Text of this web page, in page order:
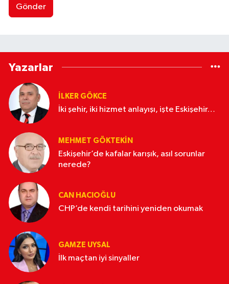
Gönder
Yazarlar
İLKER GÖKCE
İki şehir, iki hizmet anlayışı, işte Eskişehir…
MEHMET GÖKTEKIN
Eskişehir’de kafalar karışık, asıl sorunlar
nerede?
CAN HACIOĞLU
CHP’de kendi tarihini yeniden okumak
GAMZE UYSAL
İlk maçtan iyi sinyaller